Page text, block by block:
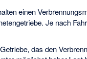
einen
Je nach
das den